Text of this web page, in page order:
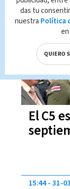
El C5
11:30 08-
15:44 31-
das tu
nuestra Política
QUIERO